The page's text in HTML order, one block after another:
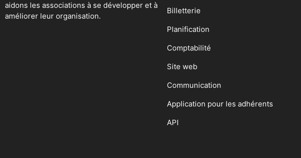
aidons les associations à se développer et à
améliorer leur organisation.
Billetterie
Planification
Comptabilité
Site web
Communication
Application pour les adhérents
API